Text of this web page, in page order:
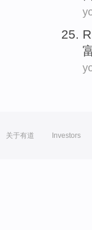
关于有道 Investors